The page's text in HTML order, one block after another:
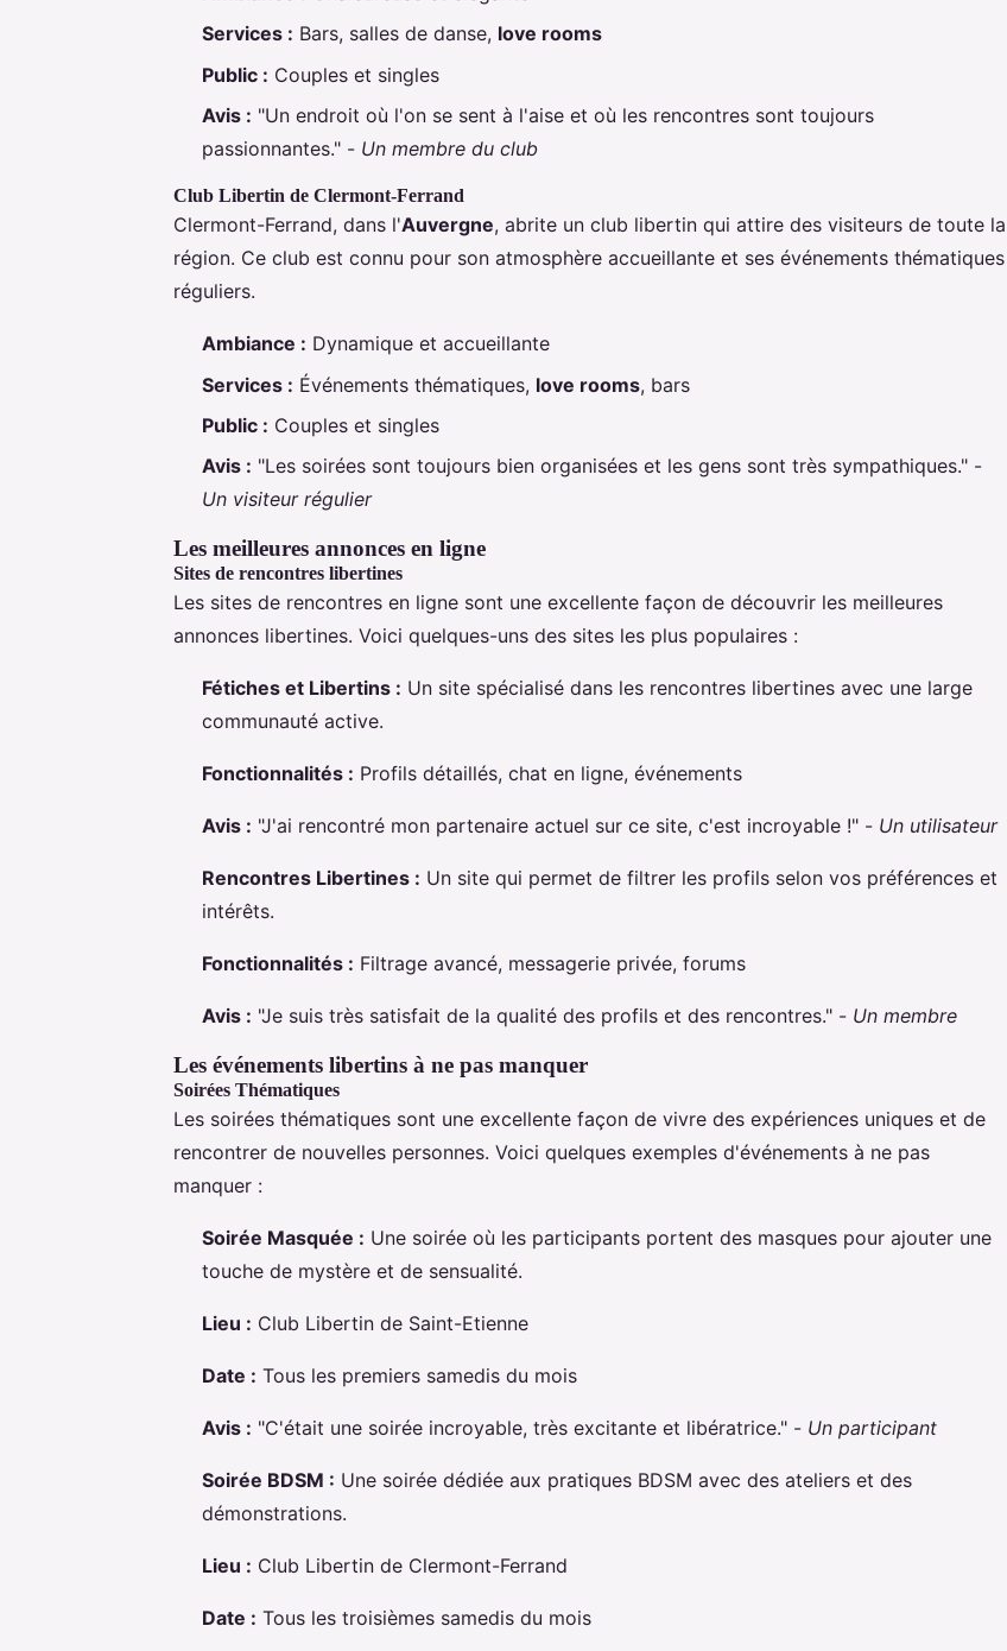
Services : Bars, salles de danse, love rooms
Public : Couples et singles
Avis : "Un endroit où l'on se sent à l'aise et où les rencontres sont toujours
passionnantes." - Un membre du club
Club Libertin de Clermont-Ferrand
Clermont-Ferrand, dans l'Auvergne, abrite un club libertin qui attire des visiteurs de toute la
région. Ce club est connu pour son atmosphère accueillante et ses événements thématiques
réguliers.
Ambiance : Dynamique et accueillante
Services : Événements thématiques, love rooms, bars
Public : Couples et singles
Avis : "Les soirées sont toujours bien organisées et les gens sont très sympathiques." -
Un visiteur régulier
Les meilleures annonces en ligne
Sites de rencontres libertines
Les sites de rencontres en ligne sont une excellente façon de découvrir les meilleures
annonces libertines. Voici quelques-uns des sites les plus populaires :
Fétiches et Libertins : Un site spécialisé dans les rencontres libertines avec une large
communauté active.
Fonctionnalités : Profils détaillés, chat en ligne, événements
Avis : "J'ai rencontré mon partenaire actuel sur ce site, c'est incroyable !" - Un utilisateur
Rencontres Libertines : Un site qui permet de filtrer les profils selon vos préférences et
intérêts.
Fonctionnalités : Filtrage avancé, messagerie privée, forums
Avis : "Je suis très satisfait de la qualité des profils et des rencontres." - Un membre
Les événements libertins à ne pas manquer
Soirées Thématiques
Les soirées thématiques sont une excellente façon de vivre des expériences uniques et de
rencontrer de nouvelles personnes. Voici quelques exemples d'événements à ne pas
manquer :
Soirée Masquée : Une soirée où les participants portent des masques pour ajouter une
touche de mystère et de sensualité.
Lieu : Club Libertin de Saint-Etienne
Date : Tous les premiers samedis du mois
Avis : "C'était une soirée incroyable, très excitante et libératrice." - Un participant
Soirée BDSM : Une soirée dédiée aux pratiques BDSM avec des ateliers et des
démonstrations.
Lieu : Club Libertin de Clermont-Ferrand
Date : Tous les troisièmes samedis du mois